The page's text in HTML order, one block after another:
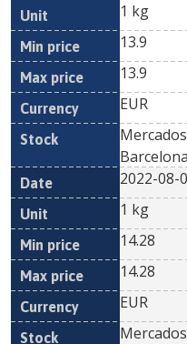
1 kg
13.9
13.9
EUR
2022-08-
1 kg
14.28
14.28
EUR